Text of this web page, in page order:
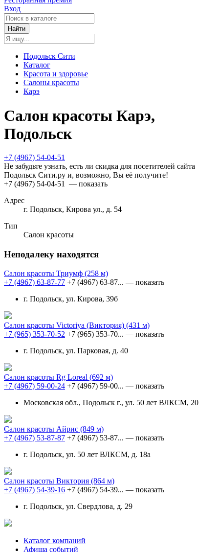
Вход
Найти
Подольск Сити
Каталог
Красота и здоровье
Салоны красоты
Карэ
Салон красоты Карэ,
Подольск
+7 (4967) 54-04-51
Не забудьте узнать, есть ли скидка для посетителей сайта
Подольск Сити.ру и, возможно, Вы её получите!
+7 (4967) 54-04-51
— показать
Адрес
г. Подольск, Кирова ул., д. 54
Тип
Салон красоты
Неподалеку находятся
Салон красоты Триумф (258 м)
+7 (4967) 63-87-77 +7 (4967) 63-87... — показать
г. Подольск, ул. Кирова, 39б
Салон красоты Victoriya (Виктория) (431 м)
+7 (965) 353-70-52 +7 (965) 353-70... — показать
г. Подольск, ул. Парковая, д. 40
Салон красоты Rg Loreal (692 м)
+7 (4967) 59-00-24 +7 (4967) 59-00... — показать
Московская обл., Подольск г., ул. 50 лет ВЛКСМ, 20
Салон красоты Айрис (849 м)
+7 (4967) 53-87-87 +7 (4967) 53-87... — показать
г. Подольск, ул. 50 лет ВЛКСМ, д. 18а
Салон красоты Виктория (864 м)
+7 (4967) 54-39-16 +7 (4967) 54-39... — показать
г. Подольск, ул. Свердлова, д. 29
Каталог компаний
Афиша событий